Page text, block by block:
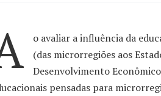
o avaliar a influência da
(das microrregiões aos
Desenvolvimento
pensadas para